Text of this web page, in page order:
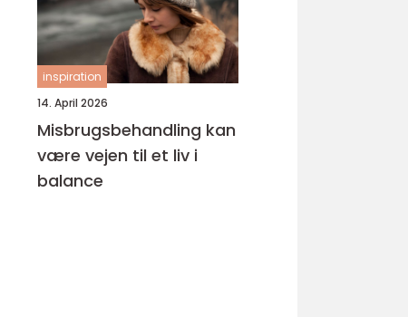
inspiration
14. April 2026
Misbrugsbehandling kan
være vejen til et liv i
balance